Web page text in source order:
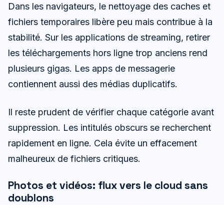
Dans les navigateurs, le nettoyage des caches et
fichiers temporaires libère peu mais contribue à la
stabilité. Sur les applications de streaming, retirer
les téléchargements hors ligne trop anciens rend
plusieurs gigas. Les apps de messagerie
contiennent aussi des médias duplicatifs.
Il reste prudent de vérifier chaque catégorie avant
suppression. Les intitulés obscurs se recherchent
rapidement en ligne. Cela évite un effacement
malheureux de fichiers critiques.
Photos et vidéos: flux vers le cloud sans
doublons